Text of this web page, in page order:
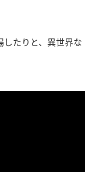
たりと、異世界な